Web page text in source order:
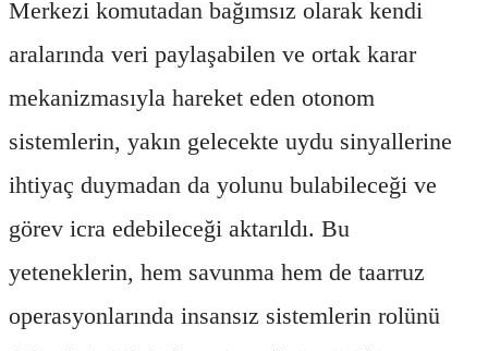
Merkezi komutadan bağımsız olarak kendi
aralarında veri paylaşabilen ve ortak karar
mekanizmasıyla hareket eden otonom
sistemlerin, yakın gelecekte uydu sinyallerine
ihtiyaç duymadan da yolunu bulabileceği ve
görev icra edebileceği aktarıldı. Bu
yeteneklerin, hem savunma hem de taarruz
operasyonlarında insansız sistemlerin rolünü